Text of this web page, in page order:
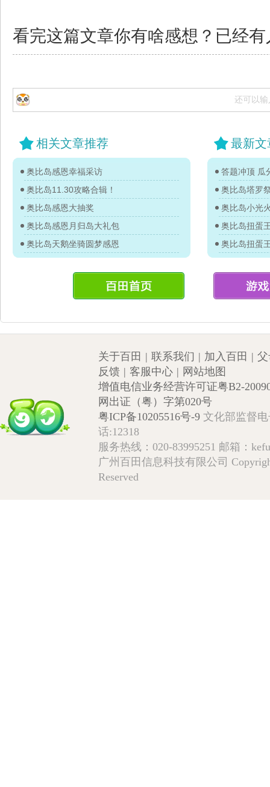
看完这篇文章你有啥感想？已经有
还可以输
相关文章推荐
奥比岛感恩幸福采访
奥比岛11.30攻略合辑！
奥比岛感恩大抽奖
奥比岛感恩月归岛大礼包
奥比岛天鹅坐骑圆梦感恩
最新文
答题冲顶 瓜
奥比岛塔罗
奥比岛小光
关于百田 | 联系我们 | 加入百田 |
反馈 | 客服中心 | 网站地图
增值电信业务经营许可证粤B2-
网出证（粤）字第020号
粤ICP备10205516号-9 文化部监督
话:12318
服务热线：020-83995251 邮箱：
广州百田信息科技有限公司
Reserved